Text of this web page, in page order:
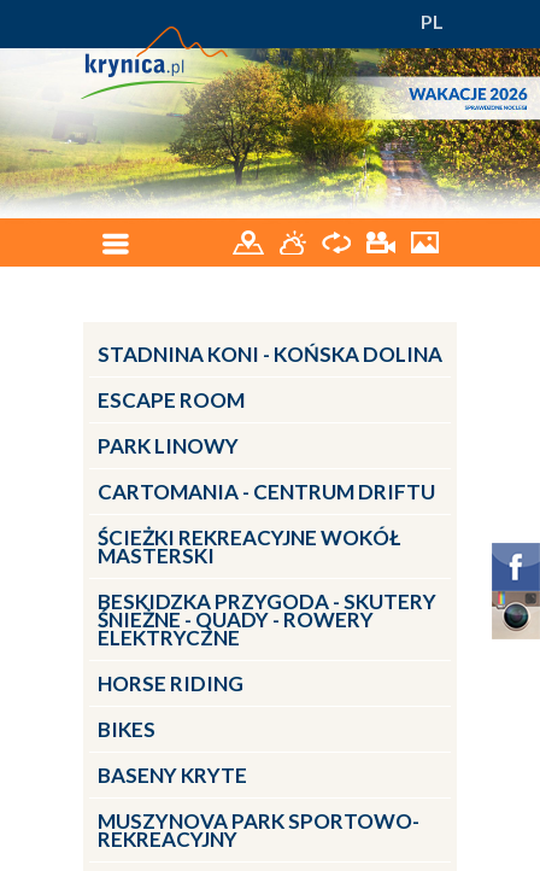
PL
STADNINA KONI - KOŃSKA DOLINA
ESCAPE ROOM
PARK LINOWY
CARTOMANIA - CENTRUM DRIFTU
ŚCIEŻKI REKREACYJNE WOKÓŁ
MASTERSKI
BESKIDZKA PRZYGODA - SKUTERY
ŚNIEŻNE - QUADY - ROWERY
ELEKTRYCZNE
HORSE RIDING
BIKES
BASENY KRYTE
MUSZYNOVA PARK SPORTOWO-
REKREACYJNY